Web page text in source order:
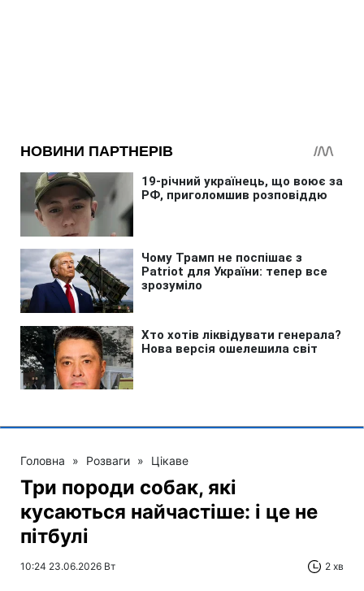
Головна » Розваги » Цікаве
Три породи собак, які
кусаються найчастіше: і це не
пітбулі
10:24 23.06.2026 Вт 2 хв